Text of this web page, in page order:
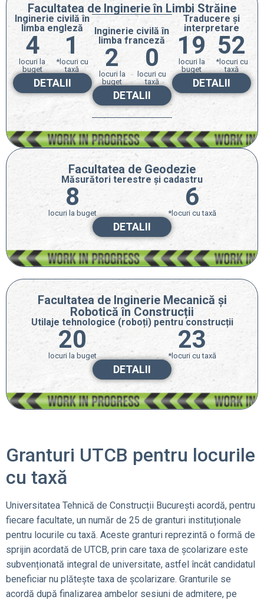
Facultatea de Inginerie în Limbi Străine
Inginerie civilă în
limba engleză
4
locuri la
buget
1
*locuri cu
taxă
DETALII
Inginerie civilă în
limba franceză
2
locuri la
buget
0
locuri cu
taxă
DETALII
Traducere și
interpretare
19
locuri la
buget
52
*locuri cu
taxă
DETALII
Facultatea de Geodezie
Măsurători terestre și cadastru
8
locuri la buget
6
*locuri cu taxă
DETALII
Facultatea de Inginerie Mecanică și
Robotică în Construcții
Utilaje tehnologice (roboți) pentru construcții
20
locuri la buget
23
*locuri cu taxă
DETALII
Granturi UTCB pentru locurile
cu taxă
Universitatea Tehnică de Construcții București acordă, pentru
fiecare facultate, un număr de 25 de granturi instituționale
pentru locurile cu taxă. Aceste granturi reprezintă o formă de
sprijin acordată de UTCB, prin care taxa de școlarizare este
subvenționată integral de universitate, astfel încât candidatul
beneficiar nu plătește taxa de școlarizare. Granturile se
acordă după finalizarea ambelor sesiuni de admitere, pe